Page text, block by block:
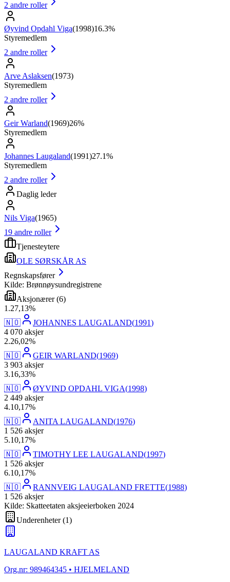
2 andre roller
Øyvind Opdahl Viga(1998)16.3%
Styremedlem
2 andre roller
Arve Aslaksen(1973)
Styremedlem
2 andre roller
Geir Warland(1969)26%
Styremedlem
Johannes Laugaland(1991)27.1%
Styremedlem
2 andre roller
Daglig leder
Nils Viga(1965)
19 andre roller
Tjenesteytere
OLE SØRSKÅR AS
Regnskapsfører
Kilde: Brønnøysundregistrene
Aksjonærer(6)
1 .27,13%
🇳🇴
JOHANNES LAUGALAND(1991)
4 070 aksjer
2.26,02%
🇳🇴
GEIR WARLAND(1969)
3 903 aksjer
3.16,33%
🇳🇴
ØYVIND OPDAHL VIGA(1998)
2 449 aksjer
4.10,17%
🇳🇴
ANITA LAUGALAND(1976)
1 526 aksjer
5.10,17%
🇳🇴
TIMOTHY LEE LAUGALAND(1997)
1 526 aksjer
6.10,17%
🇳🇴
RANNVEIG LAUGALAND FRETTE(1988)
1 526 aksjer
Kilde: Skatteetaten aksjeeierboken 2024
Underenheter(1)
LAUGALAND KRAFT AS
Org.nr: 989464345 • HJELMELAND